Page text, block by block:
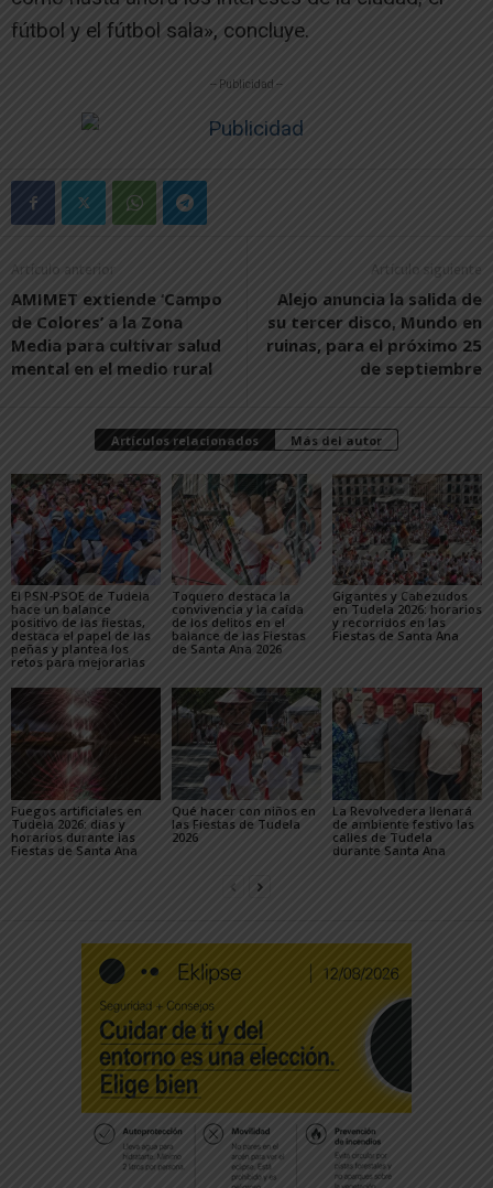
fútbol y el fútbol sala», concluye.
-- Publicidad --
Artículo anterior
AMIMET extiende ‘Campo
de Colores’ a la Zona
Media para cultivar salud
mental en el medio rural
Artículo siguiente
Alejo anuncia la salida de
su tercer disco, Mundo en
ruinas, para el próximo 25
de septiembre
Artículos relacionados Más del autor
El PSN-PSOE de Tudela
hace un balance
positivo de las fiestas,
destaca el papel de las
peñas y plantea los
retos para mejorarlas
Toquero destaca la
convivencia y la caída
de los delitos en el
balance de las Fiestas
de Santa Ana 2026
Gigantes y Cabezudos
en Tudela 2026: horarios
y recorridos en las
Fiestas de Santa Ana
Fuegos artificiales en
Tudela 2026: días y
horarios durante las
Fiestas de Santa Ana
Qué hacer con niños en
las Fiestas de Tudela
2026
La Revolvedera llenará
de ambiente festivo las
calles de Tudela
durante Santa Ana